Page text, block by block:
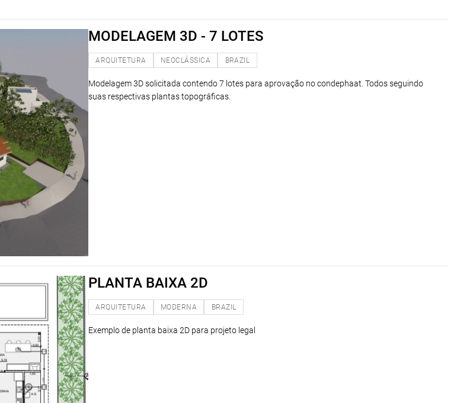
MODELAGEM 3D - 7 LOTES
ARQUITETURA NEOCLÁSSICA BRAZIL
Modelagem 3D solicitada contendo 7 lotes para aprovação no condephaat. Todos seguindo
suas respectivas plantas topográficas.
PLANTA BAIXA 2D
ARQUITETURA MODERNA BRAZIL
Exemplo de planta baixa 2D para projeto legal